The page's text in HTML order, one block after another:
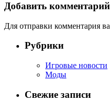
Добавить комментарий
Для отправки комментария
Рубрики
Игровые новости
Моды
Свежие записи